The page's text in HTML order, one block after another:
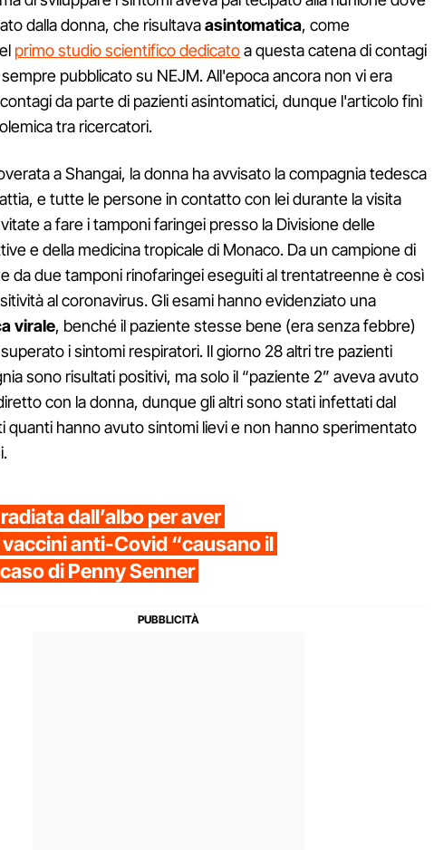
dalla donna, che risultavaasintomatica, come
primo studio scientifico dedicatoa questa catena di contagi
pubblicato su NEJM. All'epoca ancora non vi era
da parte di pazienti asintomatici, dunque l'articolo finì
tra ricercatori.
a Shangai, la donna ha avvisato la compagnia tedesca
e tutte le persone in contatto con lei durante la visita
a fare i tamponi faringei presso la Divisione delle
e della medicina tropicale di Monaco. Da un campione di
e da due tamponi rinofaringei eseguiti al trentatreenne è così
al coronavirus. Gli esami hanno evidenziato una
virale, benché il paziente stesse bene (era senza febbre)
i sintomi respiratori. Il giorno 28 altri tre pazienti
sono risultati positivi, ma solo il “paziente 2” aveva avuto
con la donna, dunque gli altri sono stati infettati dal
quanti hanno avuto sintomi lievi e non hanno sperimentato
dall’albo per aver
anti-Covid “causano il
di Penny Senner